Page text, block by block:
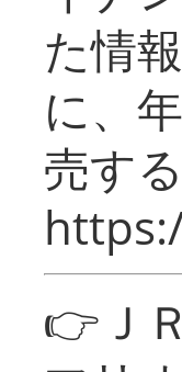
た情
に、
売す
👉Ｊ